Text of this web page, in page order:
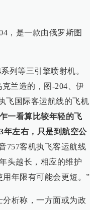
，是一款由俄罗斯图
列等三引擎喷射机。
兰造的，图-204、伊
飞国际客运航线的飞机
一看算比较年轻的飞
年左右，只是到航空公
757客机执飞客运航线
头越长，相应的维护
年限有可能会更短。”
析称，一方面或为政